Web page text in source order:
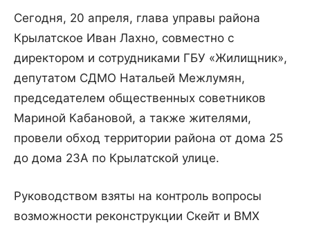
Сегодня, 20 апреля, глава управы района
Крылатское Иван Лахно, совместно с
директором и сотрудниками ГБУ «Жилищник»,
депутатом СДМО Натальей Межлумян,
председателем общественных советников
Мариной Кабановой, а также жителями,
провели обход территории района от дома 25
до дома 23А по Крылатской улице.
Руководством взяты на контроль вопросы
возможности реконструкции Скейт и BMX